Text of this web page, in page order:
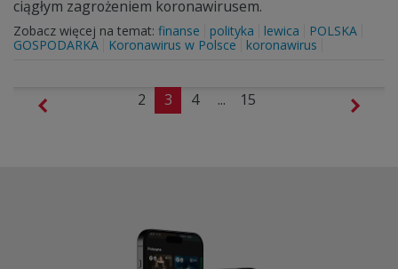
ciągłym zagrożeniem koronawirusem.
Zobacz więcej na temat: finanse polityka lewica
POLSKA
GOSPODARKA
Koronawirus w Polsce koronawirus
2 3 4 ... 15